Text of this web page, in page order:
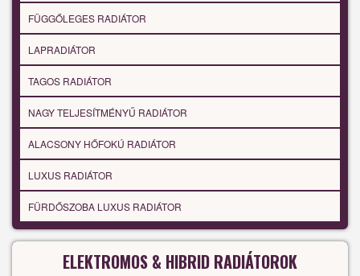
FÜGGŐLEGES RADIÁTOR
LAPRADIÁTOR
TAGOS RADIÁTOR
NAGY TELJESÍTMÉNYŰ RADIÁTOR
ALACSONY HŐFOKÚ RADIÁTOR
LUXUS RADIÁTOR
FÜRDŐSZOBA LUXUS RADIÁTOR
ELEKTROMOS & HIBRID RADIÁTOROK